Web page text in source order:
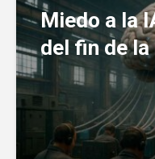
Miedo a la
del fin de la